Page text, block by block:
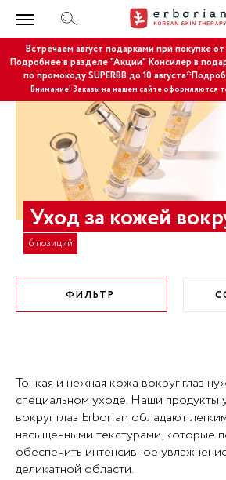
Встречаем август подарками при покупке
Подробнее в разделе "Акции"Консилер в
по промокоду SUPERBB до 10
Внимание! Заказы на нашем сайте оформляются
Уход за кожей
6 позиций
ФИЛЬТР
Тонкая и нежная кожа вокруг глаз
специальном уходе. Наши продукты
вокруг глаз Erborian обладают
насыщенными текстурами, которые
обеспечить интенсивное
деликатной области.